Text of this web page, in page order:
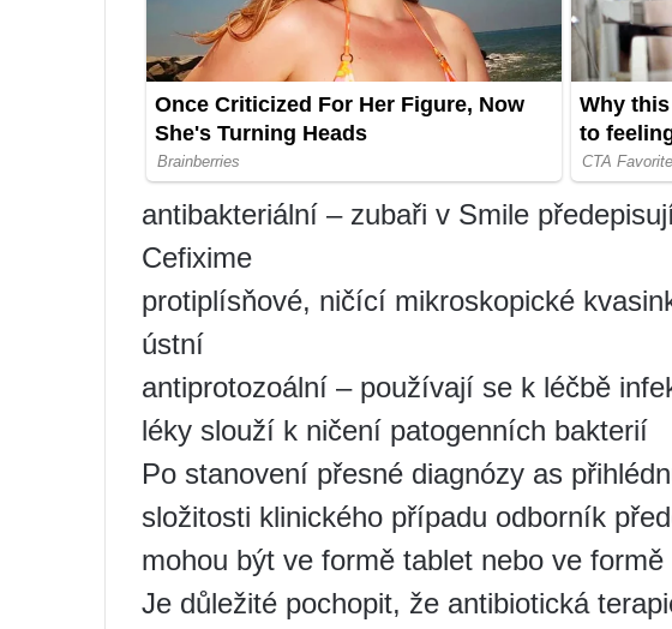
antibakteriální – zubaři v Smile
Cefixime
protiplísňové, ničící mikroskopické
ústní
antiprotozoální – používají se k léčbě
léky slouží k ničení patogenních bakterií
Po stanovení přesné diagnózy as
složitosti klinického případu odborník
mohou být ve formě tablet nebo ve formě
Je důležité pochopit, že antibiotická